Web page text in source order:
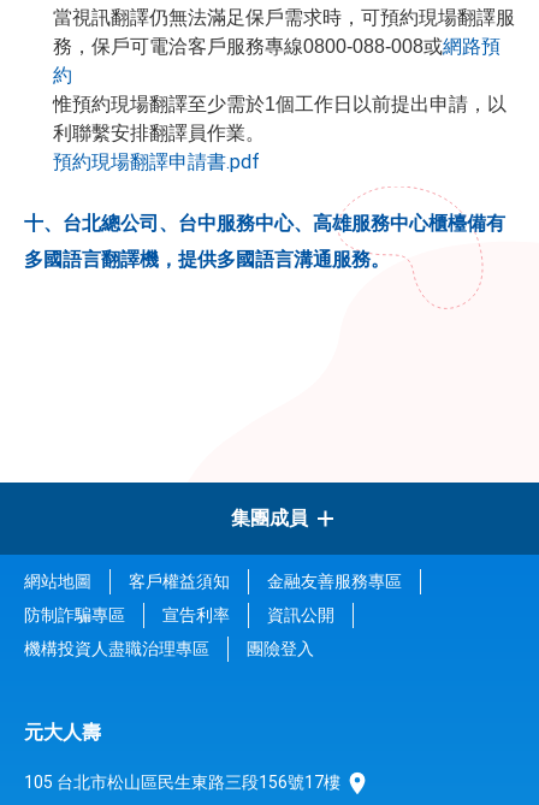
當視訊翻譯仍無法滿足保戶需求時，可預約現場翻譯服
務，保戶可電洽客戶服務專線0800-088-008或網路預
約
惟預約現場翻譯至少需於1個工作日以前提出申請，以
利聯繫安排翻譯員作業。
預約現場翻譯申請書.pdf
十、台北總公司、台中服務中心、高雄服務中心櫃檯備有
多國語言翻譯機，提供多國語言溝通服務。
集團成員
元大金控
元大證券
網站地圖 客戶權益須知
金融友善服務專區
防制詐騙專區
宣告利率
資訊公開
機構投資人盡職治理專區
團險登入
元大人壽
105 台北市松山區民生東路三段156號17樓